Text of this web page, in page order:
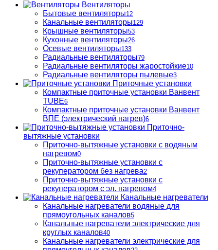
Вентиляторы
Бытовые вентиляторы12
Канальные вентиляторы129
Крышные вентиляторы53
Кухонные вентиляторы26
Осевые вентиляторы133
Радиальные вентиляторы79
Радиальные вентиляторы жаростойкие10
Радиальные вентиляторы пылевые3
Приточные установки
Компактные приточные установки Ванвент
TUBE6
Компактные приточные установки Ванвент
ВПЕ (электрический нагрев)6
Приточно-
вытяжные установки
Приточно-вытяжные установки с водяным
нагревом0
Приточно-вытяжные установки с
рекуператором без нагрева2
Приточно-вытяжные установки с
рекуператором с эл. нагревом4
Канальные нагреватели
Канальные нагреватели водяные для
прямоугольных каналов5
Канальные нагреватели электрические для
круглых каналов40
Канальные нагреватели электрические для